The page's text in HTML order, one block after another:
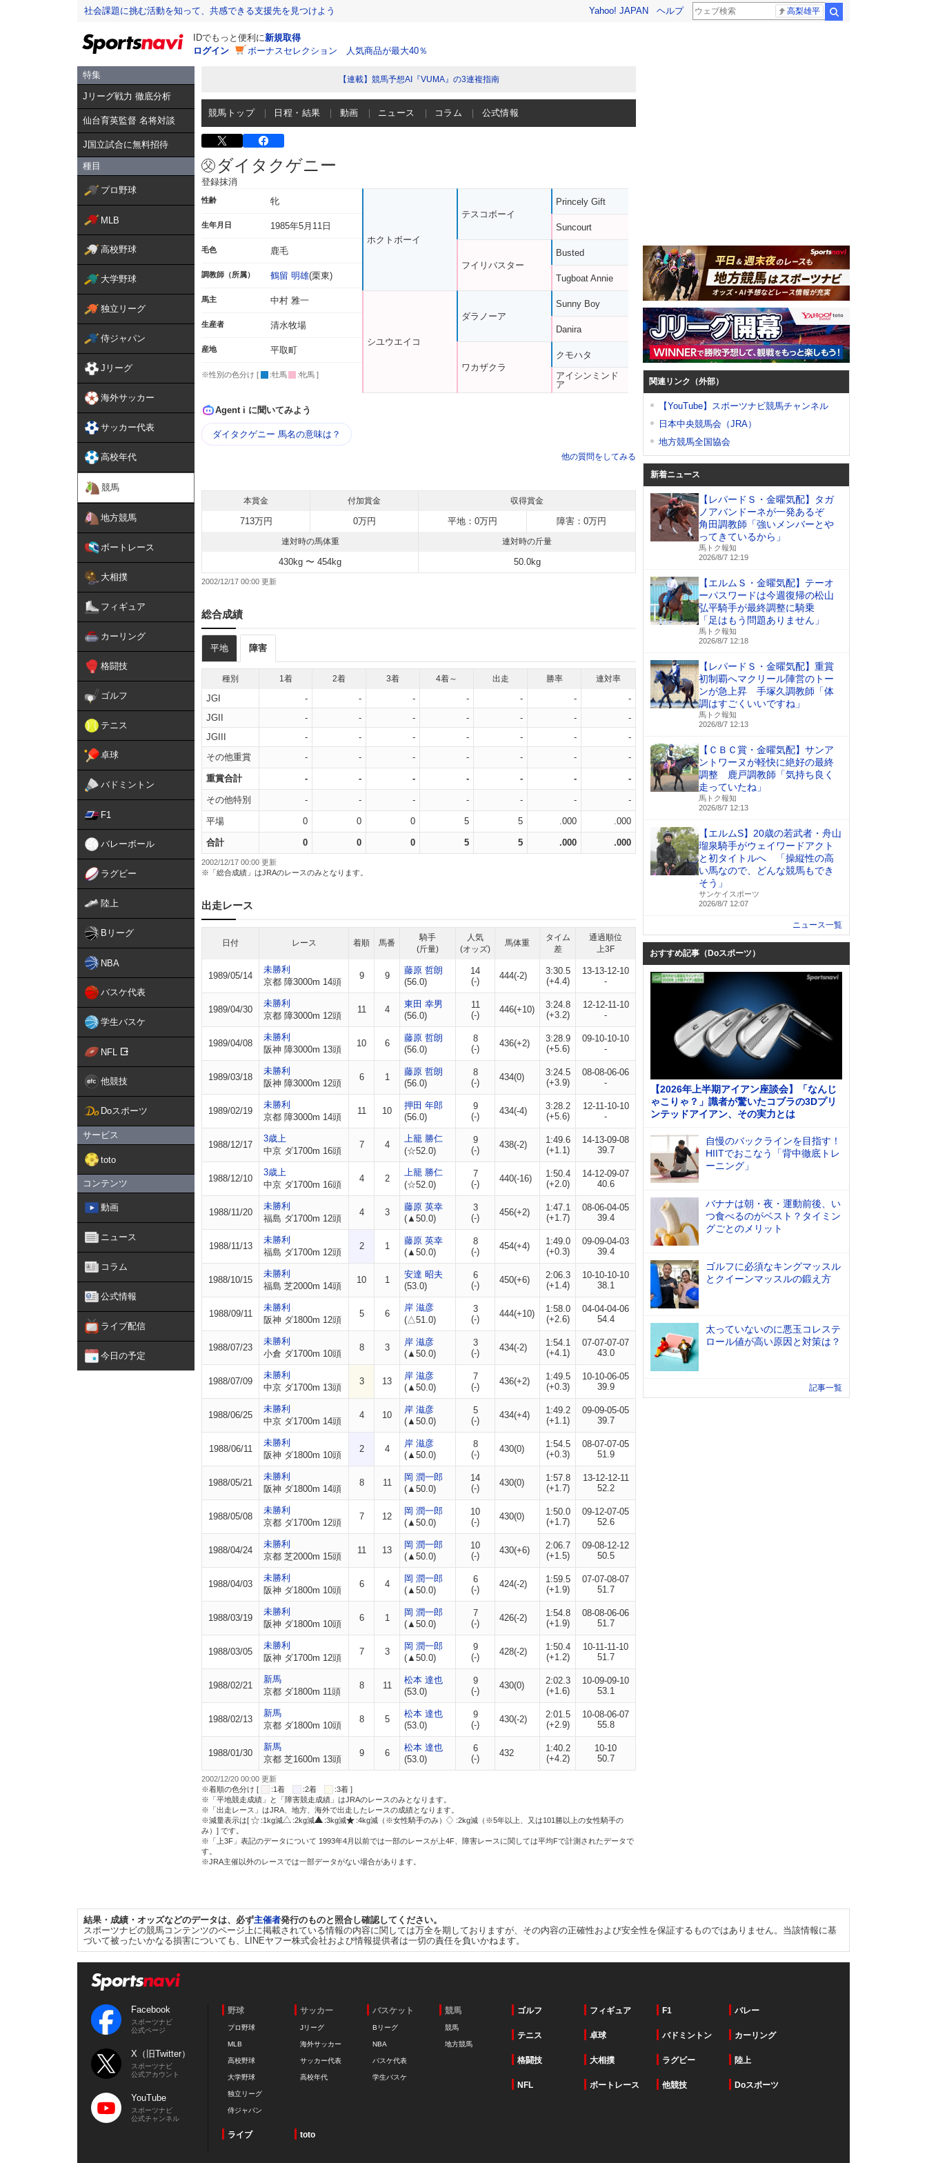
社会課題に挑む活動を知って、共感できる支援先を見つけよう Yahoo! JAPAN ヘルプ 高梨雄平
IDでもっと便利に新規取得
ログイン
ボーナスセレクション 人気商品が最大40％
特集
Jリーグ戦力 徹底分析
仙台育英監督 名将対談
J国立試合に無料招待
種目
プロ野球
MLB
高校野球
大学野球
独立リーグ
侍ジャパン
Jリーグ
海外サッカー
サッカー代表
高校年代
競馬
地方競馬
ボートレース
大相撲
フィギュア
カーリング
格闘技
ゴルフ
テニス
卓球
バドミントン
F1
バレーボール
ラグビー
陸上
Bリーグ
NBA
バスケ代表
学生バスケ
NFL
他競技
Doスポーツ
サービス
toto
コンテンツ
動画
ニュース
コラム
公式情報
ライブ配信
今日の予定
【連載】競馬予想AI『VUMA』の3連複指南
競馬トップ 日程・結果 動画 ニュース コラム 公式情報
ダイタクゲニー
登録抹消
性齢 牝
生年月日 1985年5月11日
毛色 鹿毛
調教師（所属） 鶴留 明雄(栗東)
馬主 中村 雅一
生産者 清水牧場
産地 平取町
※性別の色分け [ :牡馬 :牝馬 ]
ホクトボーイ
シユウエイコ
テスコボーイ
フイリバスター
ダラノーア
ワカザクラ
Princely Gift
Suncourt
Busted
Tugboat Annie
Sunny Boy
Danira
クモハタ
アイシンミンド
ア
Agent i に聞いてみよう
ダイタクゲニー 馬名の意味は？
他の質問をしてみる
本賞金 付加賞金 収得賞金
713万円 0万円 平地：0万円 障害：0万円
連対時の馬体重 連対時の斤量
430kg 〜 454kg 50.0kg
2002/12/17 00:00
総合成績
平地 障害
種別 1着 2着 3着 4着～ 出走 勝率 連対率
JGI - - - - - -
-
JGII
- - - - - -
-
JGIII
- - - - - -
-
その他重賞
- - - - - - -
重賞合計 - - - - - - -
その他特別 - - - - - - -
平場 0 0 0 5 5 .000 .000
合計 0 0 0 5 5 .000 .000
2002/12/17 00:00 更新
※「総合成績」はJRAのレースのみとなります。
出走レース
日付 レース 着順 馬番
騎手
(斤量)
人気
(オッズ)
馬体重
タイム
差
通過順位
上3F
1989/05/14
未勝利
京都 障3000m 14頭
9 9
藤原 哲朗
(56.0)
14
(-)
444(-2)
3:30.5
(+4.4)
13-13-12-10
-
1989/04/30
未勝利
京都 障3000m 12頭
11 4
東田 幸男
(56.0)
11
(-)
446(+10)
3:24.8
(+3.2)
12-12-11-10
-
1989/04/08
未勝利
阪神 障3000m 13頭
10 6
藤原 哲朗
(56.0)
8
(-)
436(+2)
3:28.9
(+5.6)
09-10-10-10
-
1989/03/18
未勝利
阪神 障3000m 12頭
6 1
藤原 哲朗
(56.0)
8
(-)
434(0)
3:24.5
(+3.9)
08-08-06-06
-
1989/02/19
未勝利
京都 障3000m 14頭
11 10
押田 年郎
(56.0)
9
(-)
434(-4)
3:28.2
(+5.6)
12-11-10-10
-
1988/12/17
3歳上
中京 ダ1700m 16頭
7 4
上籠 勝仁
(☆52.0)
9
(-)
438(-2)
1:49.6
(+1.1)
14-13-09-08
39.7
1988/12/10
3歳上
中京 ダ1700m 16頭
4 2
上籠 勝仁
(☆52.0)
7
(-)
440(-16)
1:50.4
(+2.0)
14-12-09-07
40.6
1988/11/20
未勝利
福島 ダ1700m 12頭
4 3
藤原 英幸
(▲50.0)
3
(-)
456(+2)
1:47.1
(+1.7)
08-06-04-05
39.4
1988/11/13
未勝利
福島 ダ1700m 12頭
2 1
藤原 英幸
(▲50.0)
8
(-)
454(+4)
1:49.0
(+0.3)
09-09-04-03
39.4
1988/10/15
未勝利
福島 芝2000m 14頭
10 1
安達 昭夫
(53.0)
6
(-)
450(+6)
2:06.3
(+1.4)
10-10-10-10
38.1
1988/09/11
未勝利
阪神 ダ1800m 12頭
5 6
岸 滋彦
(△51.0)
3
(-)
444(+10)
1:58.0
(+2.6)
04-04-04-06
54.4
1988/07/23
未勝利
小倉 ダ1700m 10頭
8 3
岸 滋彦
(▲50.0)
3
(-)
434(-2)
1:54.1
(+4.1)
07-07-07-07
43.0
1988/07/09
未勝利
中京 ダ1700m 13頭
3 13
岸 滋彦
(▲50.0)
7
(-)
436(+2)
1:49.5
(+0.3)
10-10-06-05
39.9
1988/06/25
未勝利
中京 ダ1700m 14頭
4 10
岸 滋彦
(▲50.0)
5
(-)
434(+4)
1:49.2
(+1.1)
09-09-05-05
39.7
1988/06/11
未勝利
阪神 ダ1800m 10頭
2 4
岸 滋彦
(▲50.0)
8
(-)
430(0)
1:54.5
(+0.3)
08-07-07-05
51.9
1988/05/21
未勝利
阪神 ダ1800m 14頭
8 11
岡 潤一郎
(▲50.0)
14
(-)
430(0)
1:57.8
(+1.7)
13-12-12-11
52.2
1988/05/08
未勝利
京都 ダ1700m 12頭
7 12
岡 潤一郎
(▲50.0)
10
(-)
430(0)
1:50.0
(+1.7)
09-12-07-05
52.6
1988/04/24
未勝利
京都 芝2000m 15頭
11 13
岡 潤一郎
(▲50.0)
10
(-)
430(+6)
2:06.7
(+1.5)
09-08-12-12
50.5
1988/04/03
未勝利
阪神 ダ1800m 10頭
6 4
岡 潤一郎
(▲50.0)
6
(-)
424(-2)
1:59.5
(+1.9)
07-07-08-07
51.7
1988/03/19
未勝利
阪神 ダ1800m 10頭
6 1
岡 潤一郎
(▲50.0)
7
(-)
426(-2)
1:54.8
(+1.9)
08-08-06-06
51.7
1988/03/05
未勝利
阪神 ダ1700m 12頭
7 3
岡 潤一郎
(▲50.0)
9
(-)
428(-2)
1:50.4
(+1.2)
10-11-11-10
51.7
1988/02/21
新馬
京都 ダ1800m 11頭
8 11
松本 達也
(53.0)
9
(-)
430(0)
2:02.3
(+1.6)
10-09-09-10
53.1
1988/02/13
新馬
京都 ダ1800m 10頭
8 5
松本 達也
(53.0)
9
(-)
430(-2)
2:01.5
(+2.9)
10-08-06-07
55.8
1988/01/30
新馬
京都 芝1600m 13頭
9 6
松本 達也
(53.0)
6
(-)
432
1:40.2
(+4.2)
10-10
50.7
2002/12/20 00:00 更新
※着順の色分け [
:1着 :2着
:3着 ]
※「平地競走成績」と「障害競走成績」はJRAのレースのみとなります。
※「出走レース」はJRA、地方、海外で出走したレースの成績となります。
※減量表示は[
:1kg減 :2kg減 :3kg減 :4kg減（※女性騎手のみ）
:2kg減（※5年以上、又は101勝以上の女性騎手の
み）] です。
※「上3F」表記のデータについて 1993年4月以前では一部のレースが上4F、障害レースに関しては平均Fで計測されたデータで
す。
※JRA主催以外のレースでは一部データがない場合があります。
関連リンク（外部）
【YouTube】スポーツナビ競馬チャンネル
日本中央競馬会（JRA）
地方競馬全国協会
新着ニュース
【レパードＳ・金曜気配】タガ
ノアバンドーネが一発あるぞ
角田調教師「強いメンバーとや
ってきているから」
馬トク報知
2026/8/7 12:19
【エルムＳ・金曜気配】テーオ
ーパスワードは今週復帰の松山
弘平騎手が最終調整に騎乗
「足はもう問題ありません」
馬トク報知
2026/8/7 12:18
【レパードＳ・金曜気配】重賞
初制覇へマクリール陣営のトー
ンが急上昇 手塚久調教師「体
調はすごくいいですね」
馬トク報知
2026/8/7 12:13
【ＣＢＣ賞・金曜気配】サンア
ントワーヌが軽快に絶好の最終
調整 鹿戸調教師「気持ち良く
走っていたね」
馬トク報知
2026/8/7 12:13
【エルムS】20歳の若武者・舟山
瑠泉騎手がウェイワードアクト
と初タイトルへ 「操縦性の高
い馬なので、どんな競馬もでき
そう」
サンケイスポーツ
2026/8/7 12:07
ニュース一覧
おすすめ記事（Doスポーツ）
【2026年上半期アイアン座談会】「なんじ
ゃこりゃ？」識者が驚いたコブラの3Dプリ
ンテッドアイアン、その実力とは
自慢のバックラインを目指す！
HIITでおこなう「背中徹底トレ
ーニング」
バナナは朝・夜・運動前後、い
つ食べるのがベスト？タイミン
グごとのメリット
ゴルフに必須なキングマッスル
とクイーンマッスルの鍛え方
太っていないのに悪玉コレステ
ロール値が高い原因と対策は？
記事一覧
結果・成績・オッズなどのデータは、必ず主催者発行のものと照合し確認してください。
スポーツナビの競馬コンテンツのページ上に掲載されている情報の内容に関しては万全を期しておりますが、その内容の正確性および安全性を保証するものではありません。当該情報に基
づいて被ったいかなる損害についても、LINEヤフー株式会社および情報提供者は一切の責任を負いかねます。
Facebook
スポーツナビ
公式ページ
X（旧Twitter）
スポーツナビ
公式アカウント
YouTube
スポーツナビ
公式チャンネル
野球
プロ野球
MLB
高校野球
大学野球
独立リーグ
侍ジャパン
サッカー
Jリーグ
海外サッカー
サッカー代表
高校年代
バスケット
Bリーグ
NBA
バスケ代表
学生バスケ
競馬
競馬
地方競馬
ゴルフ フィギュア F1 バレー
テニス 卓球 バドミントン カーリング
格闘技 大相撲 ラグビー 陸上
NFL ボートレース 他競技 Doスポーツ
ライブ toto